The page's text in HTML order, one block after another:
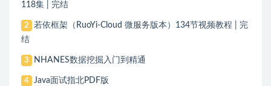
118集 | 完结
2
若依框架（RuoYi-Cloud 微服务版本）134节视频教程 | 完
结
3 NHANES数据挖掘入门到精通
4 Java面试指北PDF版